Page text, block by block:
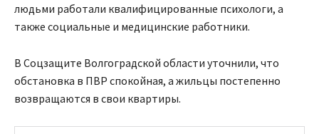
людьми работали квалифицированные психологи, а
также социальные и медицинские работники.
В Соцзащите Волгоградской области уточнили, что
обстановка в ПВР спокойная, а жильцы постепенно
возвращаются в свои квартиры.